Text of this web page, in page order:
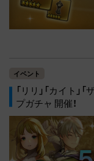
イベント
「リリ」「カイト」
プガチャ 開催！